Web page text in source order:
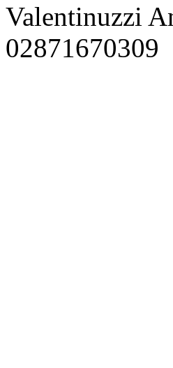
Valentinuzzi
02871670309